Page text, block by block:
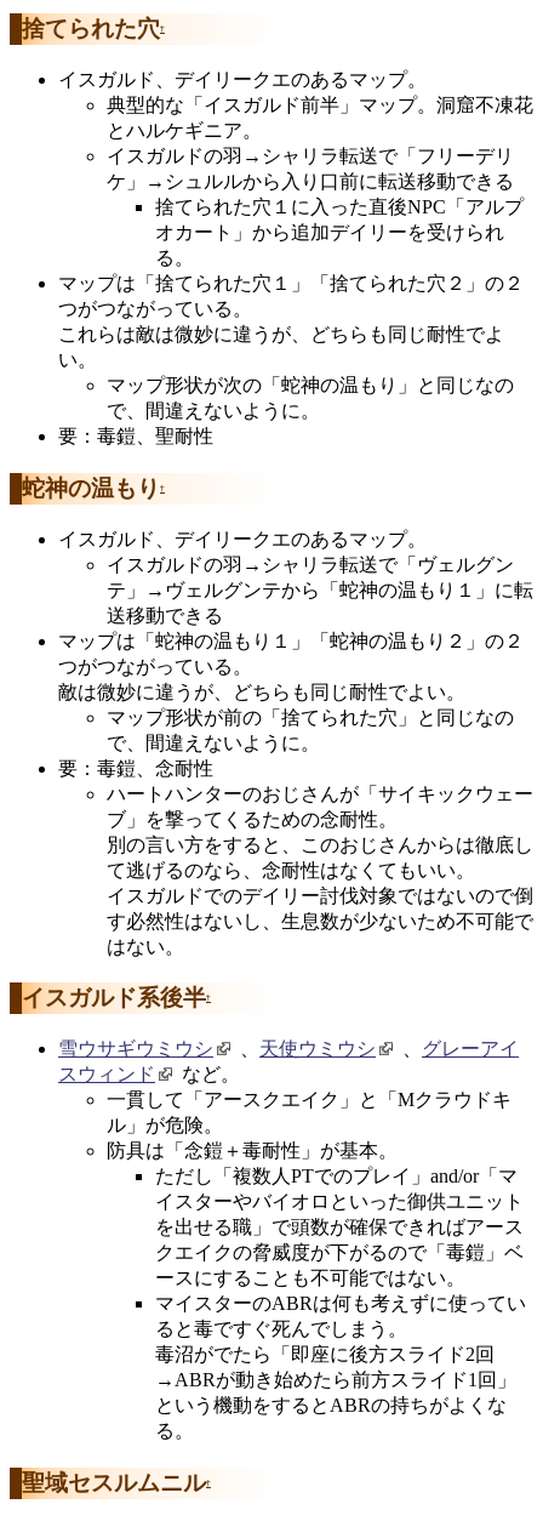
捨てられた穴†
イスガルド、デイリークエのあるマップ。
典型的な「イスガルド前半」マップ。洞窟不凍花
とハルケギニア。
イスガルドの羽→シャリラ転送で「フリーデリ
ケ」→シュルルから入り口前に転送移動できる
捨てられた穴１に入った直後NPC「アルプ
オカート」から追加デイリーを受けられ
る。
マップは「捨てられた穴１」「捨てられた穴２」の２
つがつながっている。
これらは敵は微妙に違うが、どちらも同じ耐性でよ
い。
マップ形状が次の「蛇神の温もり」と同じなの
で、間違えないように。
要：毒鎧、聖耐性
蛇神の温もり †
イスガルド、デイリークエのあるマップ。
イスガルドの羽→シャリラ転送で「ヴェルグン
テ」→ヴェルグンテから「蛇神の温もり１」に転
送移動できる
マップは「蛇神の温もり１」「蛇神の温もり２」の２
つがつながっている。
敵は微妙に違うが、どちらも同じ耐性でよい。
マップ形状が前の「捨てられた穴」と同じなの
で、間違えないように。
要：毒鎧、念耐性
ハートハンターのおじさんが「サイキックウェー
ブ」を撃ってくるための念耐性。
別の言い方をすると、このおじさんからは徹底し
て逃げるのなら、念耐性はなくてもいい。
イスガルドでのデイリー討伐対象ではないので倒
す必然性はないし、生息数が少ないため不可能で
はない。
イスガルド系後半†
雪ウサギウミウシ 天使ウミウシ
グレーアイ
スウィンド
など。
一貫して「アースクエイク」と「Mクラウドキ
ル」が危険。
防具は「念鎧＋毒耐性」が基本。
ただし「複数人PTでのプレイ」and/or「マ
イスターやバイオロといった御供ユニット
を出せる職」で頭数が確保できればアース
クエイクの脅威度が下がるので「毒鎧」ベ
ースにすることも不可能ではない。
マイスターのABRは何も考えずに使ってい
ると毒ですぐ死んでしまう。
毒沼がでたら「即座に後方スライド2回
→ABRが動き始めたら前方スライド1回」
という機動をするとABRの持ちがよくな
る。
聖域セスルムニル†